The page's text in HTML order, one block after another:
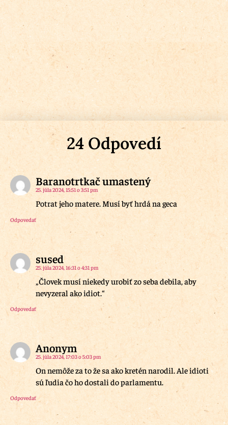
24 Odpovedí
Baranotrtkač umastený
25. júla 2024, 15:51 o 3:51 pm
Potrat jeho matere. Musí byť hrdá na geca
Odpovedať
sused
25. júla 2024, 16:31 o 4:31 pm
„Človek musí niekedy urobiť zo seba debila, aby
nevyzeral ako idiot.“
Odpovedať
Anonym
25. júla 2024, 17:03 o 5:03 pm
On nemôže za to že sa ako kretén narodil. Ale idioti
sú ľudia čo ho dostali do parlamentu.
Odpovedať